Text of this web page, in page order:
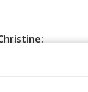
:
kan de fint. Det